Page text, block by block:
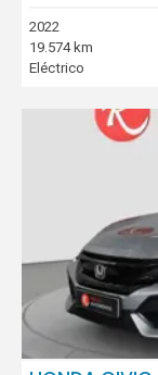
2022
19.574 km
Eléctrico